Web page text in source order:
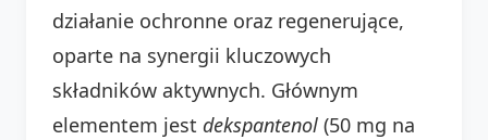
działanie ochronne oraz regenerujące,
oparte na synergii kluczowych
składników aktywnych. Głównym
elementem jest dekspantenol (50 mg na